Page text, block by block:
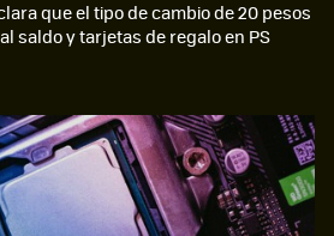
que el tipo de cambio de 20 pesos
saldo y tarjetas de regalo en PS